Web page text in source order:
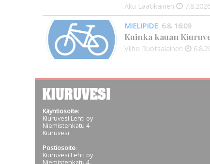
Aku Laatikainen
MIELIPIDE 6.8. 16:09
Kuinka kauan
Vilho Ruotsalainen
Käyntiosoite:
Kiuruvesi Lehti oy
Niemistenkatu 4
Kiuruvesi
Postiosoite:
Kiuruvesi Lehti oy
Niemistenkatu 4